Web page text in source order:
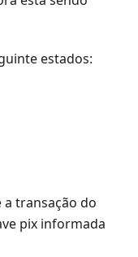
estados:
transação do
pix informada